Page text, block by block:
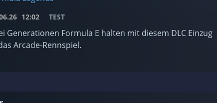
12:02 TEST
Generationen Formula E halten mit diesem DLC Einzug
Arcade-Rennspiel.